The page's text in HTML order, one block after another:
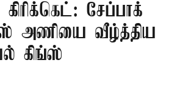
கிரிக்கெட்: சேப்பாக்
அணியை வீழ்த்திய
கிங்ஸ்